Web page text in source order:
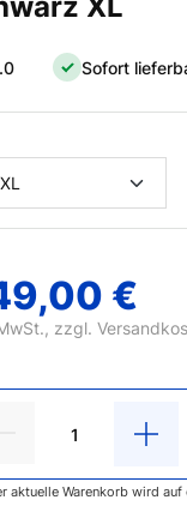
Sofort
€
zzgl.
aktuelle Warenkorb wird auf